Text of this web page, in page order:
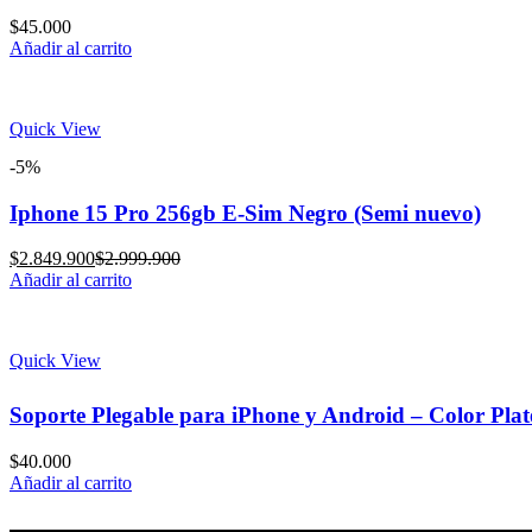
$45.000
Añadir al carrito
Quick View
-5%
Iphone 15 Pro 256gb E-Sim Negro (Semi nuevo)
$2.849.900Current
price
$2.999.900Original
Añadir al carrito
Quick View
Soporte Plegable para iPhone y Android – Color
$40.000
Añadir al carrito